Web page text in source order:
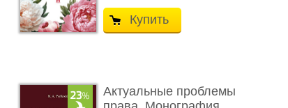
Купить
Актуальные проблемы